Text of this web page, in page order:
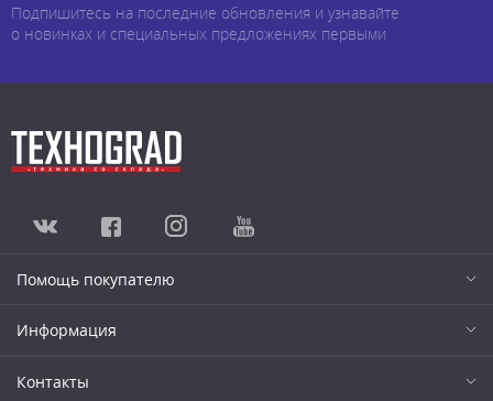
Подпишитесь на последние обновления и узнавайте
о новинках и специальных предложениях первыми
Помощь покупателю
Информация
Контакты